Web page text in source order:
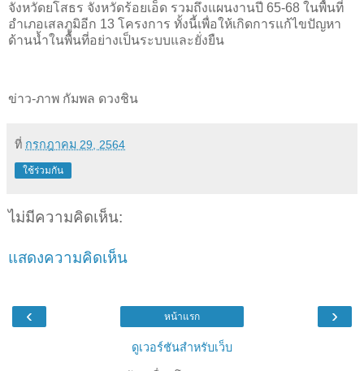
จังหวัดยโสธร จังหวัดร้อยเอ็ด รวมถึงแผนงานปี 65-68 ในพื้นที่
อำเภอเสลภูมิอีก 13 โครงการ ทั้งนี้เพื่อให้เกิดการแก้ไขปัญหา
ด้านน้ำในพื้นที่อย่างเป็นระบบและยั่งยืน
ข่าว-ภาพ กัมพล ดวงชิน
ที่ กรกฎาคม 29, 2564
ใช้ร่วมกัน
ไม่มีความคิดเห็น:
แสดงความคิดเห็น
‹ ›
หน้าแรก
ดูเวอร์ชันสำหรับเว็บ